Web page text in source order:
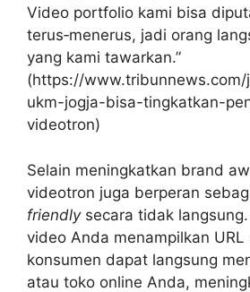
Video portfolio kami bisa
terus‑menerus, jadi orang
yang kami tawarkan.”
(https://www.tribunnews.com/
ukm-jogja-bisa-tingkatkan-
videotron)
Selain meningkatkan brand
videotron juga berperan
friendlysecara tidak langsung.
video Anda menampilkan URL
konsumen dapat langsung
atau toko online Anda,